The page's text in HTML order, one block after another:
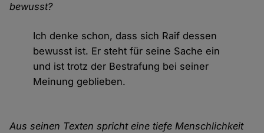
bewusst?
Ich denke schon, dass sich Raif dessen
bewusst ist. Er steht für seine Sache ein
und ist trotz der Bestrafung bei seiner
Meinung geblieben.
Aus seinen Texten spricht eine tiefe Menschlichkeit